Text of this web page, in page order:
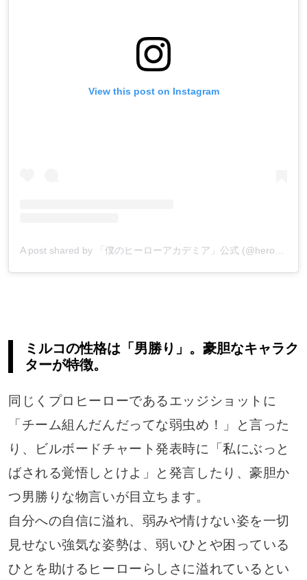
View this post on Instagram
ミルコの性格は「男勝り」。豪胆なキャラク
ターが特徴。
同じくプロヒーローであるエッジショットに
「チーム組んだんだってな弱虫め！」と言った
り、ビルボードチャート発表時に「私にぶっと
ばされる覚悟しとけよ」と発言したり、豪胆か
つ男勝りな物言いが目立ちます。
自分への自信に溢れ、弱みや情けない姿を一切
見せない強気な姿勢は、弱いひとや困っている
ひとを助けるヒーローらしさに溢れているとい